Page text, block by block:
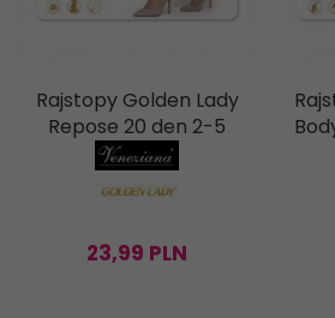
Rajstopy Golden Lady
Repose 20 den 2-5
23,99 PLN